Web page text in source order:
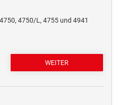
4750/L, 4755 und 4941